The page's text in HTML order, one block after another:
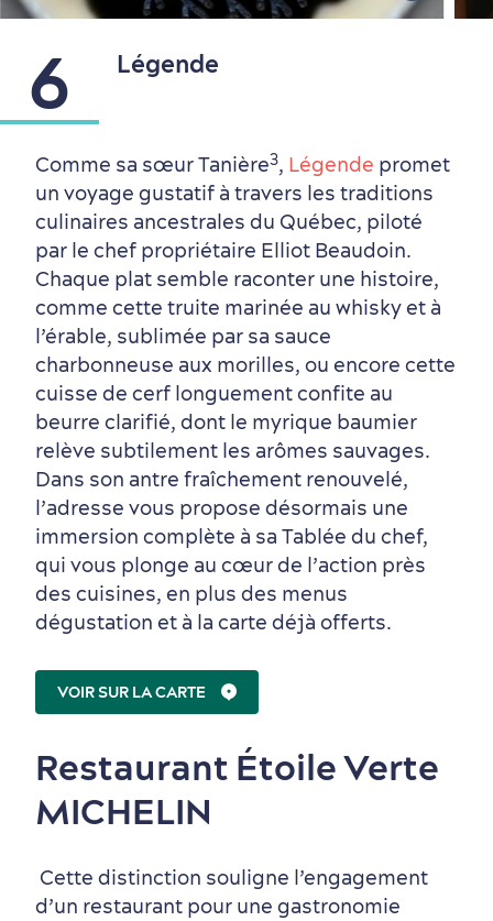
6 Légende
Comme sa sœur Tanière3, Légende promet
un voyage gustatif à travers les traditions
culinaires ancestrales du Québec, piloté
par le chef propriétaire Elliot Beaudoin.
Chaque plat semble raconter une histoire,
comme cette truite marinée au whisky et à
l’érable, sublimée par sa sauce
charbonneuse aux morilles, ou encore cette
cuisse de cerf longuement confite au
beurre clarifié, dont le myrique baumier
relève subtilement les arômes sauvages.
Dans son antre fraîchement renouvelé,
l’adresse vous propose désormais une
immersion complète à sa Tablée du chef,
qui vous plonge au cœur de l’action près
des cuisines, en plus des menus
dégustation et à la carte déjà offerts.
VOIR SUR LA CARTE
Restaurant Étoile Verte
MICHELIN
Cette distinction souligne l’engagement
d’un restaurant pour une gastronomie